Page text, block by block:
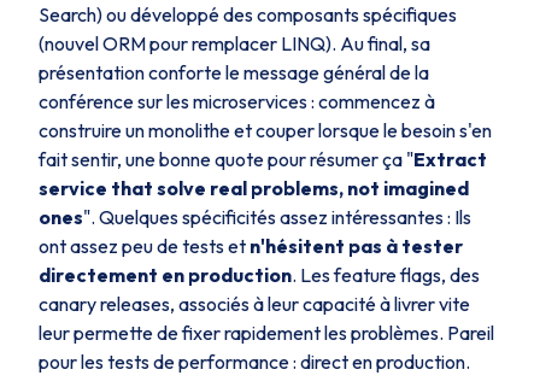
Search) ou développé des composants spécifiques
(nouvel ORM pour remplacer LINQ). Au final, sa
présentation conforte le message général de la
conférence sur les microservices : commencez à
construire un monolithe et couper lorsque le besoin s'en
fait sentir, une bonne quote pour résumer ça "Extract
service that solve real problems, not imagined
ones". Quelques spécificités assez intéressantes : Ils
ont assez peu de tests et n'hésitent pas à tester
directement en production. Les feature flags, des
canary releases, associés à leur capacité à livrer vite
leur permette de fixer rapidement les problèmes. Pareil
pour les tests de performance : direct en production.